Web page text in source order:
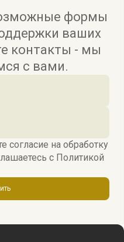
формы
ваших
контакты - мы
с вами.
согласие на обработку
c Политикой